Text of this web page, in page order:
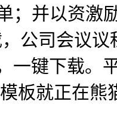
；并以资激
公司会议
一键下载。
板就正在熊